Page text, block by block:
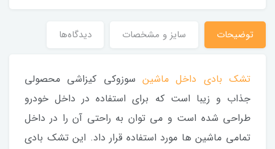
توضیحات سایز و مشخصات دیدگاه‌ها
تشک بادی داخل ماشین سوزوکی کیزاشی محصولی
جذاب و زیبا است که برای استفاده در داخل خودرو
طراحی شده است و می توان به راحتی آن را در داخل
تمامی ماشین ها مورد استفاده قرار داد. این تشک بادی